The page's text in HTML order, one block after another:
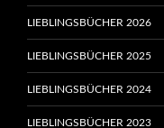
LIEBLINGSBÜCHER 2026
LIEBLINGSBÜCHER 2025
LIEBLINGSBÜCHER 2024
LIEBLINGSBÜCHER 2023